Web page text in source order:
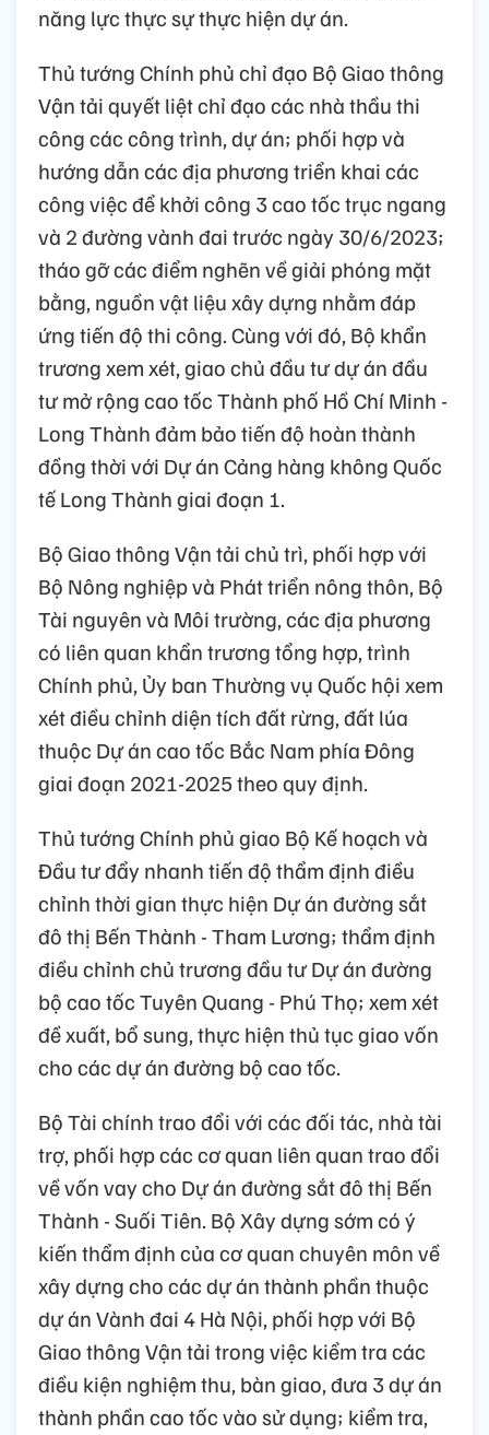
năng lực thực sự thực hiện dự án.
Thủ tướng Chính phủ chỉ đạo Bộ Giao thông
Vận tải quyết liệt chỉ đạo các nhà thầu thi
công các công trình, dự án; phối hợp và
hướng dẫn các địa phương triển khai các
công việc để khởi công 3 cao tốc trục ngang
và 2 đường vành đai trước ngày 30/6/2023;
tháo gỡ các điểm nghẽn về giải phóng mặt
bằng, nguồn vật liệu xây dựng nhằm đáp
ứng tiến độ thi công. Cùng với đó, Bộ khẩn
trương xem xét, giao chủ đầu tư dự án đầu
tư mở rộng cao tốc Thành phố Hồ Chí Minh -
Long Thành đảm bảo tiến độ hoàn thành
đồng thời với Dự án Cảng hàng không Quốc
tế Long Thành giai đoạn 1.
Bộ Giao thông Vận tải chủ trì, phối hợp với
Bộ Nông nghiệp và Phát triển nông thôn, Bộ
Tài nguyên và Môi trường, các địa phương
có liên quan khẩn trương tổng hợp, trình
Chính phủ, Ủy ban Thường vụ Quốc hội xem
xét điều chỉnh diện tích đất rừng, đất lúa
thuộc Dự án cao tốc Bắc Nam phía Đông
giai đoạn 2021-2025 theo quy định.
Thủ tướng Chính phủ giao Bộ Kế hoạch và
Đầu tư đẩy nhanh tiến độ thẩm định điều
chỉnh thời gian thực hiện Dự án đường sắt
đô thị Bến Thành - Tham Lương; thẩm định
điều chỉnh chủ trương đầu tư Dự án đường
bộ cao tốc Tuyên Quang - Phú Thọ; xem xét
đề xuất, bổ sung, thực hiện thủ tục giao vốn
cho các dự án đường bộ cao tốc.
Bộ Tài chính trao đổi với các đối tác, nhà tài
trợ, phối hợp các cơ quan liên quan trao đổi
về vốn vay cho Dự án đường sắt đô thị Bến
Thành - Suối Tiên. Bộ Xây dựng sớm có ý
kiến thẩm định của cơ quan chuyên môn về
xây dựng cho các dự án thành phần thuộc
dự án Vành đai 4 Hà Nội, phối hợp với Bộ
Giao thông Vận tải trong việc kiểm tra các
điều kiện nghiệm thu, bàn giao, đưa 3 dự án
thành phần cao tốc vào sử dụng; kiểm tra,